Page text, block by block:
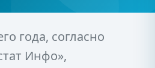
года, согласно
Инфо»,